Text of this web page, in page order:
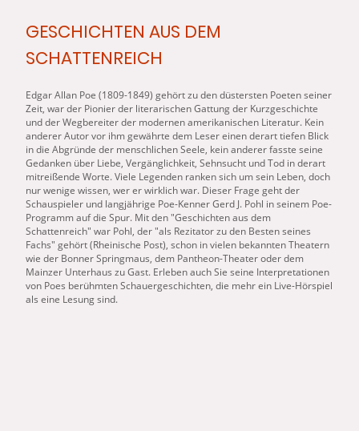
GESCHICHTEN AUS DEM
SCHATTENREICH
Edgar Allan Poe (1809-1849) gehört zu den düstersten Poeten seiner
Zeit, war der Pionier der literarischen Gattung der Kurzgeschichte
und der Wegbereiter der modernen amerikanischen Literatur. Kein
anderer Autor vor ihm gewährte dem Leser einen derart tiefen Blick
in die Abgründe der menschlichen Seele, kein anderer fasste seine
Gedanken über Liebe, Vergänglichkeit, Sehnsucht und Tod in derart
mitreißende Worte. Viele Legenden ranken sich um sein Leben, doch
nur wenige wissen, wer er wirklich war. Dieser Frage geht der
Schauspieler und langjährige Poe-Kenner Gerd J. Pohl in seinem Poe-
Programm auf die Spur. Mit den "Geschichtenaus dem
Schattenreich" war Pohl, der "als Rezitator zu den Besten seines
Fachs" gehört (Rheinische Post), schon in vielen bekannten Theatern
wie der Bonner Springmaus, dem Pantheon-Theater oderdem
Mainzer Unterhaus zu Gast. Erleben auch Sie seine Interpretationen
von Poes berühmten Schauergeschichten, die mehr ein Live-Hörspiel
als eine Lesungsind.